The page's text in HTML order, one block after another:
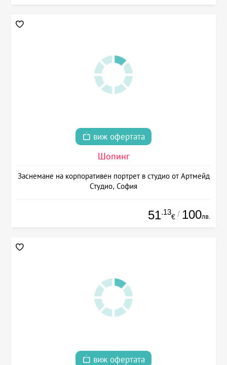
виж офертата
Шопинг
Заснемане на корпоративен портрет в студио от Артмейд
Студио, София
51.13
€ / 100лв.
виж офертата